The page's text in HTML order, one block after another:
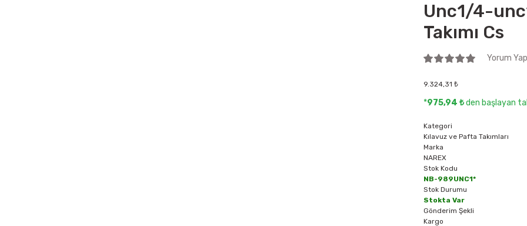
Unc1/4-
Takımı Cs
Yorum
9.324,31 ₺
*975,94 ₺den başlayan
Kategori
Kılavuz ve Pafta Takımları
Marka
NAREX
Stok Kodu
NB-989UNC1*
Stok Durumu
Stokta Var
Gönderim Şekli
Kargo